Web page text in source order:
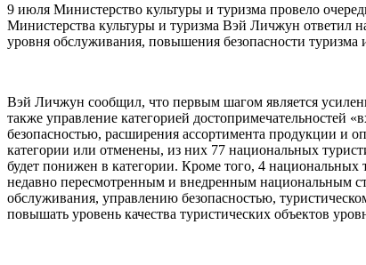
9 июля Министерство культуры и туризма провело
Министерства культуры и туризма Вэй Личжун ответил
уровня обслуживания, повышения безопасности туризма
Вэй Личжун сообщил, что первым шагом является
также управление категорией достопримечательностей
безопасностью, расширения ассортимента продукции и
категории или отменены, из них 77 национальных
будет понижен в категории. Кроме того, 4 национальных
недавно пересмотренным и внедренным национальным
обслуживания, управлению безопасностью,
повышать уровень качества туристических объектов